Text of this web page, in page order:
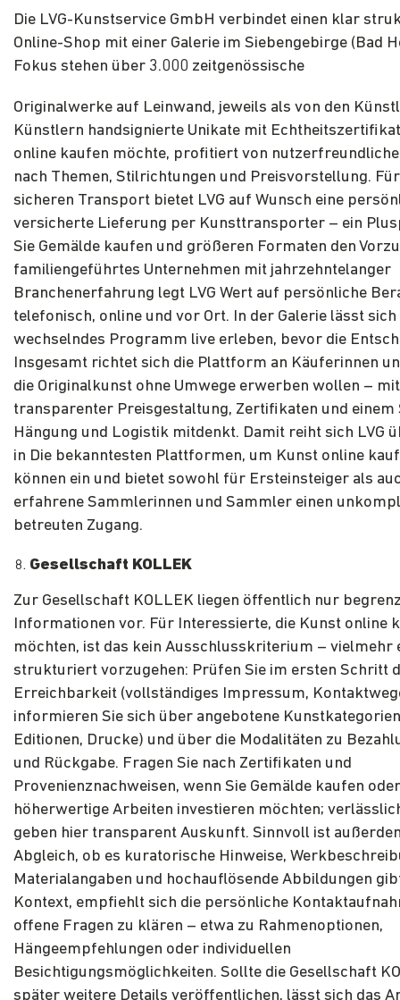
Die LVG-Kunstservice GmbH verbindet einen klar
Online-Shop mit einer Galerie im Siebengebirge (Bad
Fokus stehen über 3.000 zeitgenössische
Originalwerke auf Leinwand, jeweils als von den
Künstlern handsignierte Unikate mit
online kaufen möchte, profitiert von
nach Themen, Stilrichtungen und Preisvorstellung.
sicheren Transport bietet LVG auf Wunsch eine
versicherte Lieferung per Kunsttransporter – ein
Sie Gemälde kaufen und größeren Formaten den
familiengeführtes Unternehmen mit jahrzehntelanger
Branchenerfahrung legt LVG Wert auf persönliche
telefonisch, online und vor Ort. In der Galerie lässt sich
wechselndes Programm live erleben, bevor die
Insgesamt richtet sich die Plattform an Käuferinnen
die Originalkunst ohne Umwege erwerben wollen – mit
transparenter Preisgestaltung, Zertifikaten und einem
Hängung und Logistik mitdenkt. Damit reiht sich LVG
in Die bekanntesten Plattformen, um Kunst online
können ein und bietet sowohl für Ersteinsteiger als
erfahrene Sammlerinnen und Sammler einen
betreuten Zugang.
Gesellschaft KOLLEK
Zur Gesellschaft KOLLEK liegen öffentlich nur
Informationen vor. Für Interessierte, die Kunst online
möchten, ist das kein Ausschlusskriterium – vielmehr
strukturiert vorzugehen: Prüfen Sie im ersten Schritt
Erreichbarkeit (vollständiges Impressum,
informieren Sie sich über angebotene
Editionen, Drucke) und über die Modalitäten zu
und Rückgabe. Fragen Sie nach Zertifikaten und
Provenienznachweisen, wenn Sie Gemälde kaufen
höherwertige Arbeiten investieren möchten;
geben hier transparent Auskunft. Sinnvoll ist
Abgleich, ob es kuratorische Hinweise,
Materialangaben und hochauflösende Abbildungen
Kontext, empfiehlt sich die persönliche
offene Fragen zu klären – etwa zu Rahmenoptionen,
Hängeempfehlungen oder individuellen
Besichtigungsmöglichkeiten. Sollte die Gesellschaft
später weitere Details veröffentlichen, lässt sich das